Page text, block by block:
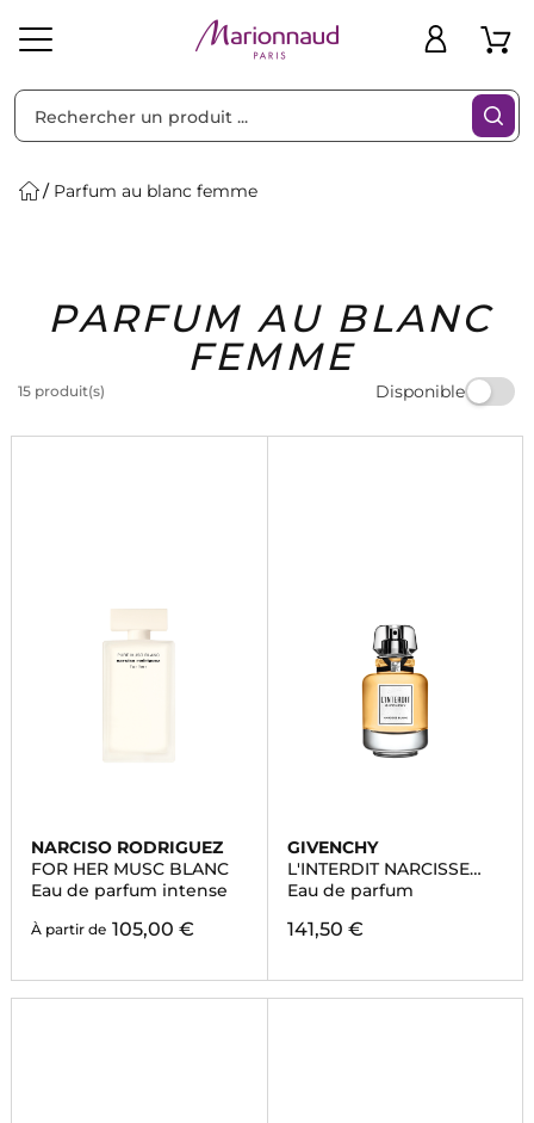
Solaire Homme Marques Idées
Cadeaux
Bons
Plans
Parfum au blanc femme
PARFUM AU BLANC
FEMME
15 produit(s) Disponible
Filtres
NARCISO RODRIGUEZ
FOR HER MUSC BLANC
Eau de parfum intense
À partir de 105,00 €
GIVENCHY
L'INTERDIT NARCISSE
BLANC
Eau de parfum
141,50 €